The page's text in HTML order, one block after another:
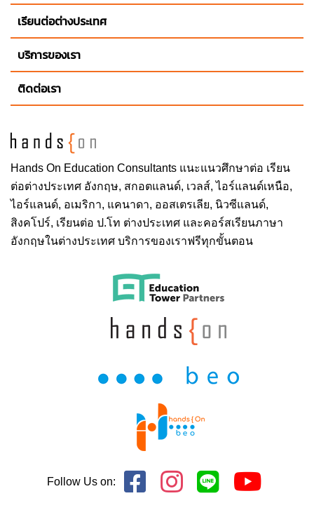
Hands On Education Consultants แนะแนวศึกษาต่อ เรียน
ต่อต่างประเทศ อังกฤษ, สกอตแลนด์, เวลส์, ไอร์แลนด์เหนือ,
ไอร์แลนด์, อเมริกา, แคนาดา, ออสเตรเลีย, นิวซีแลนด์,
สิงคโปร์, เรียนต่อ ป.โท ต่างประเทศ และคอร์สเรียนภาษา
อังกฤษในต่างประเทศ บริการของเราฟรีทุกขั้นตอน
เรียนต่อต่างประเทศ
บริการของเรา
ติดต่อเรา
Follow Us on: